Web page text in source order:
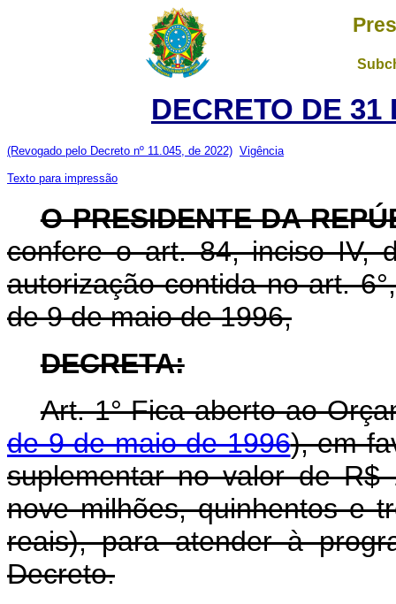
DECRETO DE 31
(Revogado pelo Decreto nº 11.045, de 2022) Vigência
Texto para impressão
O PRESIDENTE DA
confere o art. 84, inciso IV,
autorização contida no art.
de 9 de maio de 1996,
DECRETA:
Art. 1° Fica aberto ao
de 9 de maio de 1996), em
suplementar no valor de R$
nove milhões, quinhentos e
reais), para atender à
Decreto.